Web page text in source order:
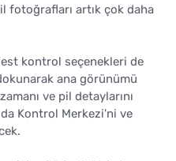
fotoğrafları artık çok daha
kontrol seçenekleri de
ana görünümü
ve pil detaylarını
Kontrol Merkezi'ni ve